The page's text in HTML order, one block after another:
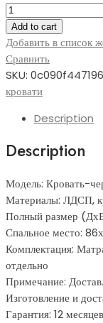
Кровать-
чердак
Кузя-2
quantity
Add to cart
Добавить в список
Сравнить
SKU: 0c090f447196
кровати
Description
Description
Модель: Кровать-
Материалы: ЛДСП,
Полный размер
Спальное место:
Комплектация:
отдельно
Примечание:
Изготовление и
Гарантия: 12 месяцев